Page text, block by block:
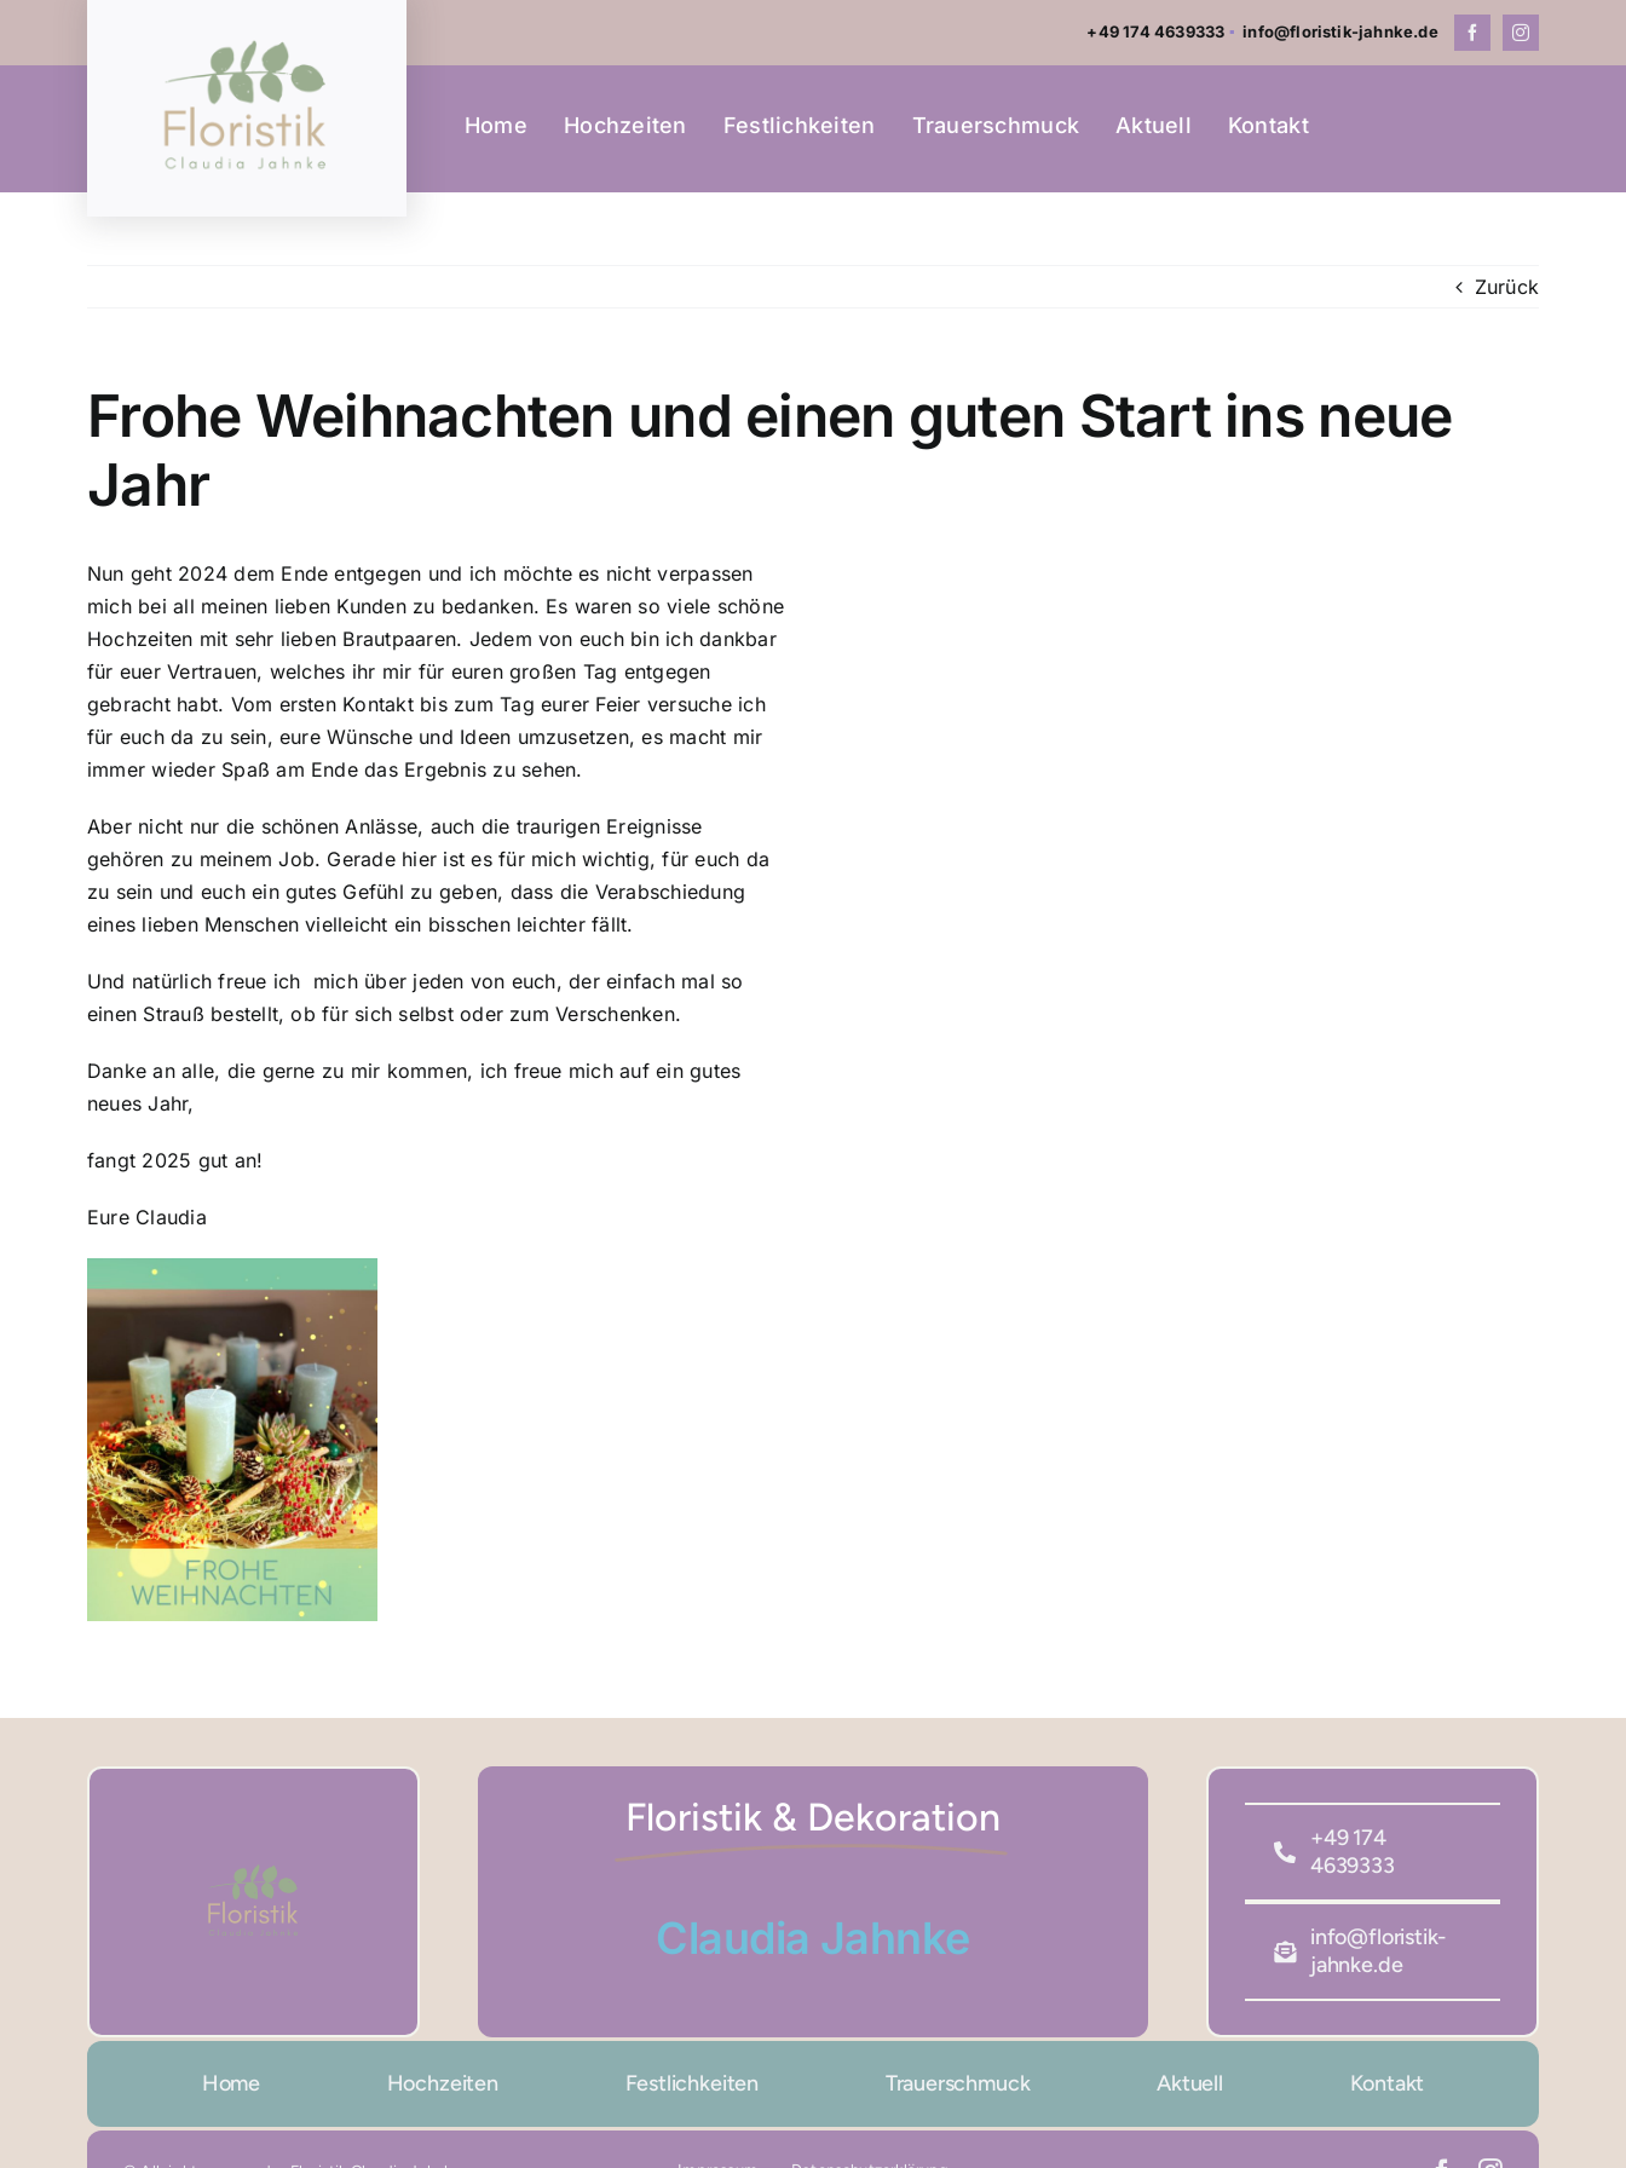
+49 174 4639333 ▪info@floristik-jahnke.de
Home Hochzeiten Festlichkeiten Trauerschmuck Aktuell Kontakt
Zurück
Frohe Weihnachten und einen guten Start ins neue
Jahr
Nun geht 2024 dem Ende entgegen und ich möchte es nicht verpassen
mich bei all meinen lieben Kunden zu bedanken. Es waren so viele schöne
Hochzeiten mit sehr lieben Brautpaaren. Jedem von euch bin ich dankbar
für euer Vertrauen, welches ihr mir für euren großen Tag entgegen
gebracht habt. Vom ersten Kontakt bis zum Tag eurer Feier versuche ich
für euch da zu sein, eure Wünsche und Ideen umzusetzen, es macht mir
immer wieder Spaß am Ende das Ergebnis zu sehen.
Aber nicht nur die schönen Anlässe, auch die traurigen Ereignisse
gehören zu meinem Job. Gerade hier ist es für mich wichtig, für euch da
zu sein und euch ein gutes Gefühl zu geben, dass die Verabschiedung
eines lieben Menschen vielleicht ein bisschen leichter fällt.
Und natürlich freue ich mich über jeden von euch, der einfach mal so
einen Strauß bestellt, ob für sich selbst oder zum Verschenken.
Danke an alle, die gerne zu mir kommen, ich freue mich auf ein gutes
neues Jahr,
fangt 2025 gut an!
Eure Claudia
Floristik & Dekoration
Claudia Jahnke
+49 174
4639333
info@floristik-
jahnke.de
Home Hochzeiten Festlichkeiten Trauerschmuck Aktuell Kontakt